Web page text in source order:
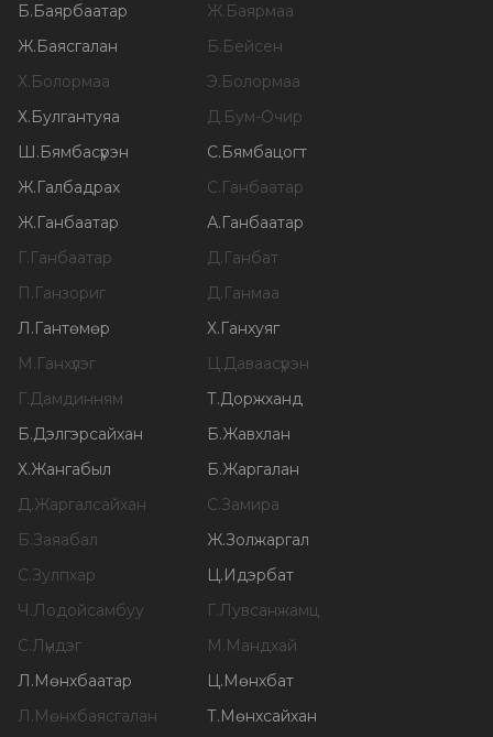
Б.Баярбаатар Ж.Баярмаа
Ж.Баясгалан Б.Бейсен
Х.Болормаа Э.Болормаа
Х.Булгантуяа Д.Бум-Очир
Ш.Бямбасүрэн С.Бямбацогт
Ж.Галбадрах С.Ганбаатар
Ж.Ганбаатар А.Ганбаатар
Г.Ганбаатар Д.Ганбат
П.Ганзориг Д.Ганмаа
Л.Гантөмөр Х.Ганхуяг
М.Ганхүлэг Ц.Даваасүрэн
Г.Дамдинням Т.Доржханд
Б.Дэлгэрсайхан Б.Жавхлан
Х.Жангабыл Б.Жаргалан
Д.Жаргалсайхан С.Замира
Б.Заяабал Ж.Золжаргал
С.Зулпхар Ц.Идэрбат
Ч.Лодойсамбуу Г.Лувсанжамц
С.Лүндэг М.Мандхай
Л.Мөнхбаатар Ц.Мөнхбат
Л.Мөнхбаясгалан Т.Мөнхсайхан